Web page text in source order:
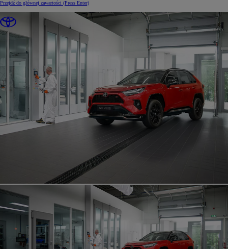
Przejdź do głównej zawartości (Press Enter)